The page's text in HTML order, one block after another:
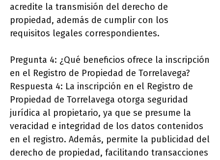
acredite la transmisión del derecho de
propiedad, además de cumplir con los
requisitos legales correspondientes.
Pregunta 4: ¿Qué beneficios ofrece la inscripción
en el Registro de Propiedad de Torrelavega?
Respuesta 4: La inscripción en el Registro de
Propiedad de Torrelavega otorga seguridad
jurídica al propietario, ya que se presume la
veracidad e integridad de los datos contenidos
en el registro. Además, permite la publicidad del
derecho de propiedad, facilitando transacciones